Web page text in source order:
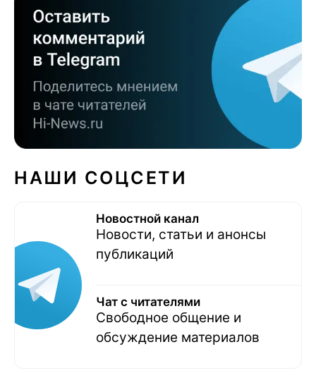
НАШИ СОЦСЕТИ
Новостной канал
Новости, статьи и анонсы
публикаций
Чат с читателями
Свободное общение и
обсуждение материалов